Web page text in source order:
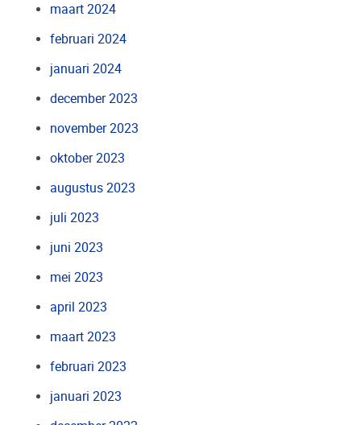
maart 2024
februari 2024
januari 2024
december 2023
november 2023
oktober 2023
augustus 2023
juli 2023
juni 2023
mei 2023
april 2023
maart 2023
februari 2023
januari 2023